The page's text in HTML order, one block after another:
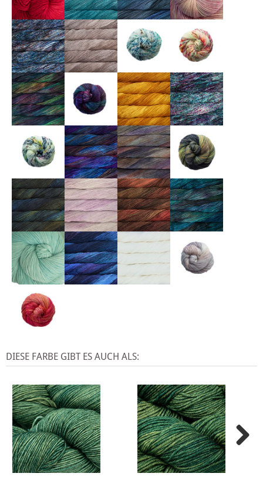
DIESE FARBE GIBT ES AUCH ALS: